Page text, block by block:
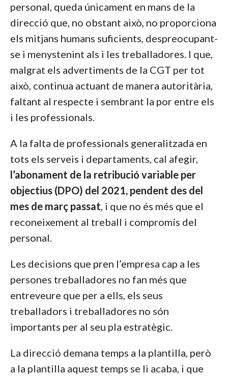
personal, queda únicament en mans de la
direcció que, no obstant això, no proporciona
els mitjans humans suficients, despreocupant-
se i menystenint als i les treballadores. I que,
malgrat els advertiments de la CGT per tot
això, continua actuant de manera autoritària,
faltant al respecte i sembrant la por entre els
i les professionals.
A la falta de professionals generalitzada en
tots els serveis i departaments, cal afegir,
l’abonament de la retribució variable per
objectius (DPO) del 2021, pendent des del
mes de març passat, i que no és més que el
reconeixement al treball i compromís del
personal.
Les decisions que pren l’empresa cap a les
persones treballadores no fan més que
entreveure que per a ells, els seus
treballadors i treballadores no són
importants per al seu pla estratègic.
La direcció demana temps a la plantilla, però
a la plantilla aquest temps se li acaba, i que